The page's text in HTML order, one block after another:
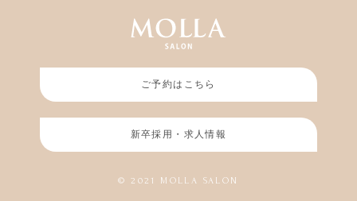
ご予約はこちら
新卒採用・求人情報
© 2021 MOLLA SALON